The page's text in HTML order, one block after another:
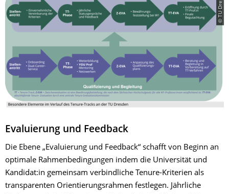
Evaluierung und Feedback
Die Ebene „Evaluierung und Feedback“ schafft von Beginn an
optimale Rahmenbedingungen indem die Universität und
Kandidat:in gemeinsam verbindliche Tenure-Kriterien als
transparenten Orientierungsrahmen festlegen. Jährliche